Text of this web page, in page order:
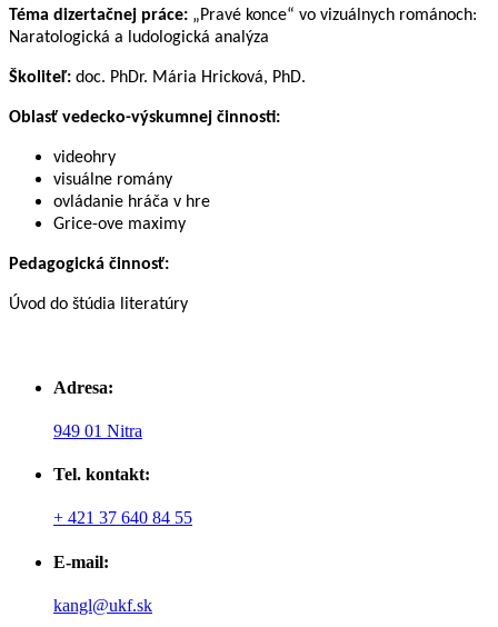
Téma dizertačnej práce: „Pravé konce“ vo vizuálnych románoch:
Naratologická a ludologická analýza
Školiteľ: doc. PhDr. Mária Hricková, PhD.
Oblasť vedecko-výskumnej činnosti:
videohry
visuálne romány
ovládanie hráča v hre
Grice-ove maximy
Pedagogická činnosť:
Úvod do štúdia literatúry
Adresa:
949 01 Nitra
Tel. kontakt:
+ 421 37 640 84 55
E-mail:
kangl@ukf.sk